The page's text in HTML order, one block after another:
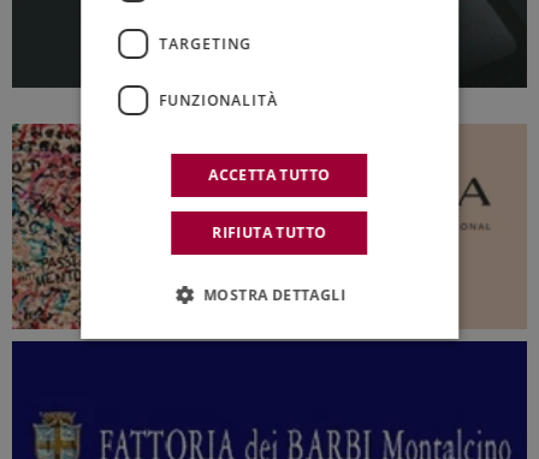
TARGETING
FUNZIONALITÀ
ACCETTA TUTTO
RIFIUTA TUTTO
MOSTRA DETTAGLI